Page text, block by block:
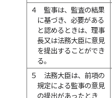
４
監事は、監査の結果
に基づき、必要がある
と認めるときは、理事
長又は法務大臣に意見
を提出することができ
る。
５
法務大臣は、前項の
規定による監事の意見
の提出があったとき